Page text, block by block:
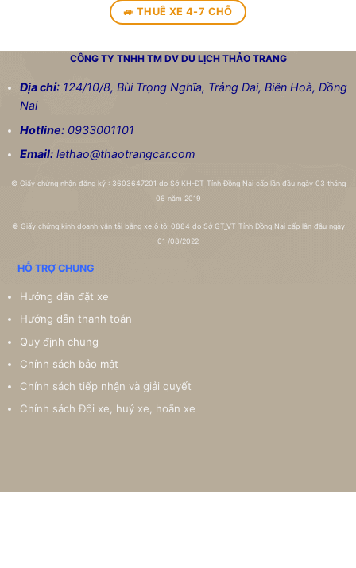
🚙 THUÊ XE 4-7 CHỖ
CÔNG TY TNHH TM DV DU LỊCH THẢO TRANG
Địa chỉ: 124/10/8, Bùi Trọng Nghĩa, Trảng Dai, Biên Hoà, Đồng
Nai
Hotline: 0933001101
Email: lethao@thaotrangcar.com
©Giấy chứng nhận đăng ký : 3603647201 do Sở KH-ĐT Tỉnh Đồng Nai cấp lần đầu ngày 03 tháng
06 năm 2019
©Giấy chứng kinh doanh vận tải bằng xe ô tô: 0884 do Sở GT_VT Tỉnh Đồng Nai cấp lần đầu ngày
01 /08/2022
HỖ TRỢ CHUNG
Hướng dẫn đặt xe
Hướng dẫn thanh toán
Quy định chung
Chính sách bảo mật
Chính sách tiếp nhận và giải quyết
Chính sách Đổi xe, huỷ xe, hoãn xe